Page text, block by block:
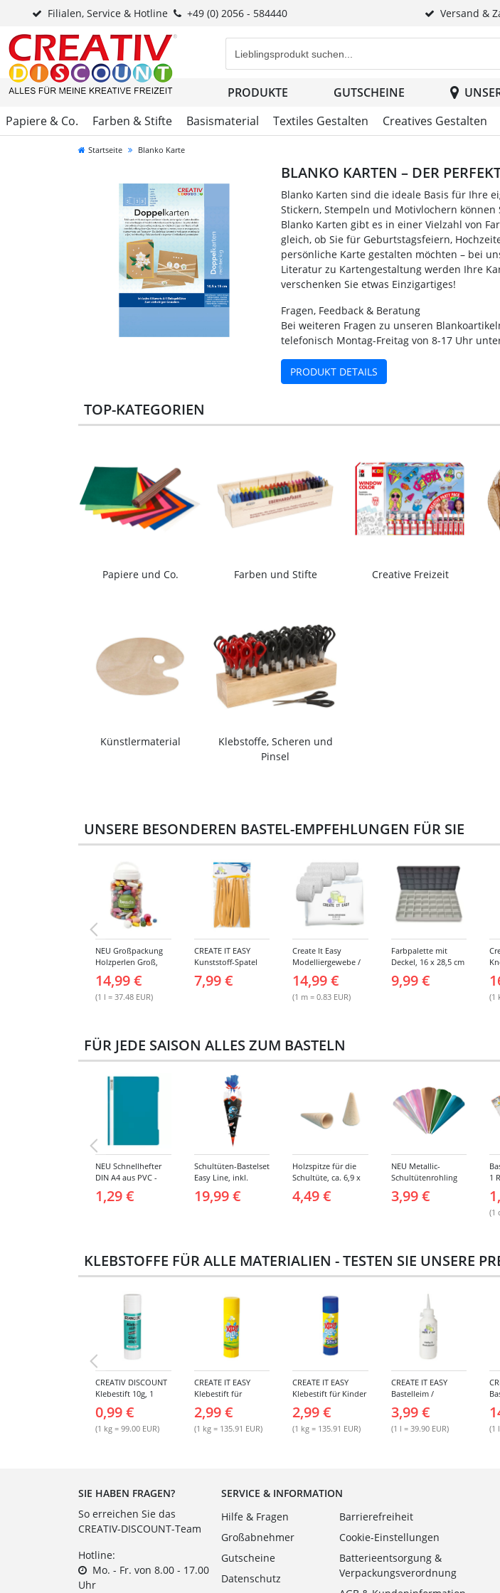
Filialen, Service & Hotline +49 (0) 2056 - 584440 Versand &
PRODUKTE GUTSCHEINE
Papiere & Co.
Farben & Stifte Basismaterial Textiles Gestalten Creatives Gestalten
Startseite Blanko Karte
BLANKO KARTEN – DER
Blanko Karten sind die ideale Basis für Ihre
Stickern, Stempeln und Motivlochern
Blanko Karten gibt es in einer Vielzahl von
gleich, ob Sie für Geburtstagsfeiern,
persönliche Karte gestalten möchten – bei
Literatur zu Kartengestaltung werden Ihre
verschenken Sie etwas Einzigartiges!
Fragen, Feedback & Beratung
Bei weiteren Fragen zu unseren
telefonisch Montag-Freitag von 8-17 Uhr
PRODUKT DETAILS
TOP-KATEGORIEN
Papiere und Co. Farben und Stifte Creative Freizeit
Künstlermaterial
Klebstoffe, Scheren und
Pinsel
UNSERE BESONDEREN BASTEL-EMPFEHLUNGEN FÜR SIE
NEU Großpackung
Holzperlen Groß,
Eimer
14,99 €
(1 l = 37.48 EUR)
CREATE IT EASY
Kunststoff-Spatel
7,99 €
Create It Easy
Modelliergewebe /
breit, 3m lang, 6
Stück
14,99 €
(1 m = 0.83 EUR)
Farbpalette mit
Deckel, 16 x 28,5 cm
9,99 €
(1
FÜR JEDE SAISON ALLES ZUM BASTELN
NEU Schnellhefter
DIN A4 aus PVC -
Verschiedene
Farben
1,29 €
Schultüten-Bastelset
Easy Line, inkl.
Zubehör &
Anleitung, 68 cm,
19,99 €
Holzspitze für die
Schultüte, ca. 6,9 x
3,8 cm, 2er Pack
4,49 €
NEU Metallic-
Schultütenrohling
mit Steckverschluss,
6-eckig, 65 cm, 1
3,99 €
1
(1
KLEBSTOFFE FÜR ALLE MATERIALIEN - TESTEN SIE UNSERE
CREATIV DISCOUNT
Klebestift 10g, 1
0,99 €
(1 kg = 99.00 EUR)
CREATE IT EASY
Klebestift für
2,99 €
(1 kg = 135.91 EUR)
CREATE IT EASY
Klebestift für Kinder
2,99 €
(1 kg = 135.91 EUR)
CREATE IT EASY
Bastelleim /
ml
3,99 €
(1 l = 39.90 EUR) (1
SIE HABEN FRAGEN?
So erreichen Sie das
CREATIV-DISCOUNT-Team
Hotline:
Mo. - Fr. von 8.00 - 17.00
Uhr
SERVICE & INFORMATION
Hilfe & Fragen
Großabnehmer
Gutscheine
Datenschutz
Barrierefreiheit
Cookie-Einstellungen
Batterieentsorgung &
Verpackungsverordnung